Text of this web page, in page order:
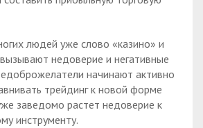
людей уже слово «казино» и
недоверие и негативные
начинают активно
трейдинг к новой форме
заведомо растет недоверие к
инструменту.